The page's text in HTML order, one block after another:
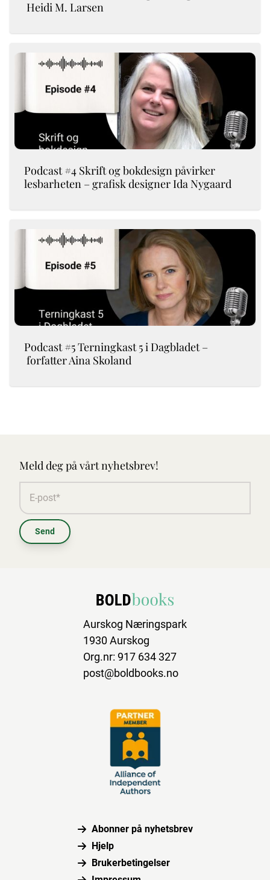
Heidi M. Larsen
Podcast #4 Skrift og bokdesign påvirker
lesbarheten – grafisk designer Ida Nygaard
Podcast #5 Terningkast 5 i Dagbladet –
forfatter Aina Skoland
Meld deg på vårt nyhetsbrev!
Send
Aurskog Næringspark
1930 Aurskog
Org.nr: 917 634 327
post@boldbooks.no
Abonner på nyhetsbrev
Hjelp
Brukerbetingelser